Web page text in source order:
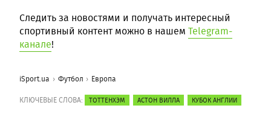
Следить за новостями и получать интересный
спортивный контент можно в нашем Telegram-
канале!
iSport.ua Футбол Европа
КЛЮЧЕВЫЕ СЛОВА: ТОТТЕНХЭМ АСТОН ВИЛЛА КУБОК АНГЛИИ